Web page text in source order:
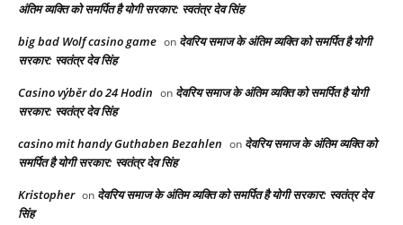
अंतिम व्यक्ति को समर्पित है योगी सरकार: स्वतंत्र देव सिंह
big bad Wolf casino game on देवरिय समाज के अंतिम व्यक्ति को समर्पित है योगी
सरकार: स्वतंत्र देव सिंह
Casino výběr do 24 Hodin on देवरिय समाज के अंतिम व्यक्ति को समर्पित है योगी
सरकार: स्वतंत्र देव सिंह
casino mit handy Guthaben Bezahlen on देवरिय समाज के अंतिम व्यक्ति को
समर्पित है योगी सरकार: स्वतंत्र देव सिंह
Kristopher on देवरिय समाज के अंतिम व्यक्ति को समर्पित है योगी सरकार: स्वतंत्र देव
सिंह